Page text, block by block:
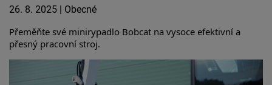
26. 8. 2025 | Obecné
Přeměňte své minirypadlo Bobcat na vysoce efektivní a
přesný pracovní stroj.